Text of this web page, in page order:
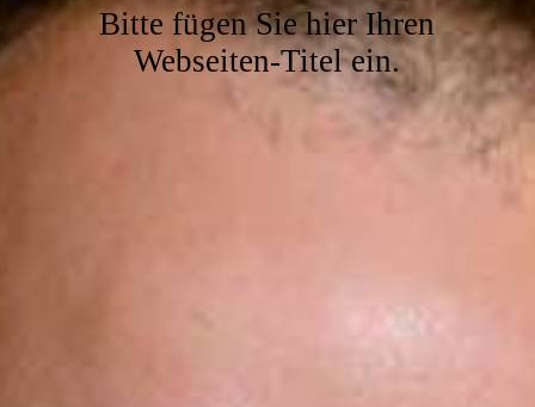
Bitte fügen Sie hier Ihren
Webseiten-Titel ein.